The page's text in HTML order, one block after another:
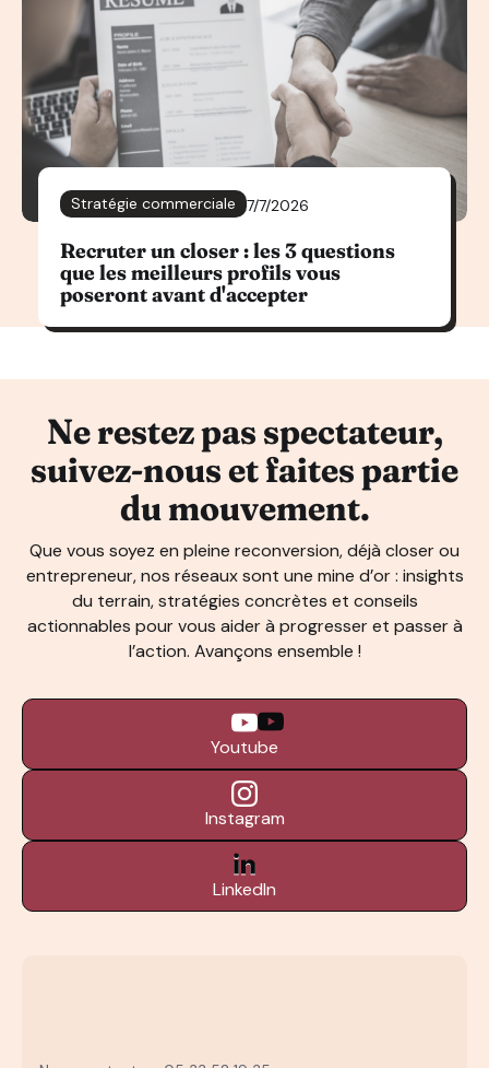
Stratégie commerciale 7/7/2026
Recruter un closer : les 3 questions
que les meilleurs profils vous
poseront avant d'accepter
Ne restez pas spectateur,
suivez-nous et faites partie
du mouvement.
Que vous soyez en pleine reconversion, déjà closer ou
entrepreneur, nos réseaux sont une mine d’or : insights
du terrain, stratégies concrètes et conseils
actionnables pour vous aider à progresser et passer à
l’action. Avançons ensemble !
Youtube
Instagram
LinkedIn